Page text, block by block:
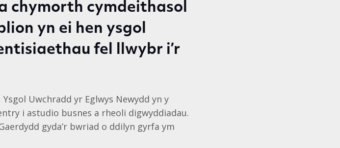
chymorth cymdeithasol
yn ei hen ysgol
fel llwybr i’r
Uwchradd yr Eglwys Newydd yn y
i astudio busnes a rheoli digwyddiadau.
gyda’r bwriad o ddilyn gyrfa ym